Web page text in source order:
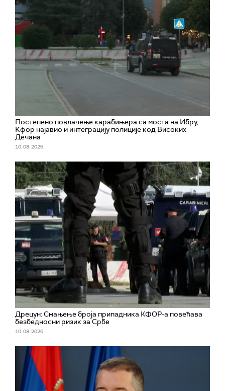
Постепено повлачење карабињера са моста на Ибру,
Кфор најавио и интеграцију полиције код Високих
Дечана
10. 08. 2026.
Дрецун: Смањење броја припадника КФОР-а повећава
безбедносни ризик за Србе
10. 08. 2026.